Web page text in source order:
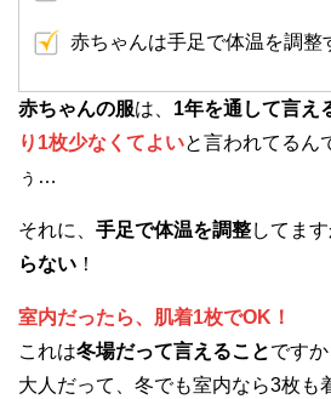
赤ちゃんは手足で体温を調整
赤ちゃんの服は、 1年を通して言え
り1枚少なくてよいと言われてるん
ぅ…
それに、 手足で体温を調整してます
らない ！
室内だったら、肌着1枚でOK！
これは冬場だって言えることです
大人だって、冬でも室内なら3枚も